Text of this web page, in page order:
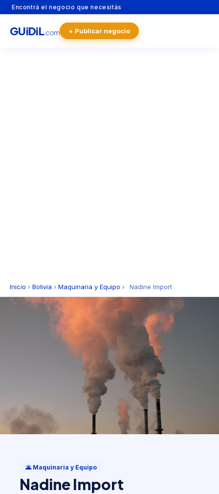
Encontrá el negocio que necesitás
GUiDiL.com + Publicar negocio
Inicio › Bolivia › Maquinaria y Equipo › Nadine Import
Nadine Import
📍 Santa Cruz de la Sierra, Bolivia🌎 Bolivia
🌋 Maquinaria y Equipo
Nadine Import